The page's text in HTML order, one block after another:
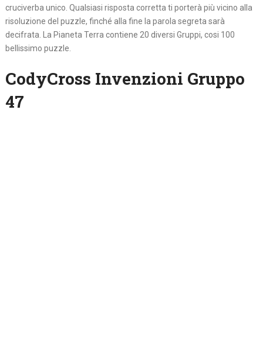
cruciverba unico. Qualsiasi risposta corretta ti porterà più vicino alla
risoluzione del puzzle, finché alla fine la parola segreta sarà
decifrata. La Pianeta Terra contiene 20 diversi Gruppi, cosi 100
bellissimo puzzle.
CodyCross Invenzioni Gruppo
47